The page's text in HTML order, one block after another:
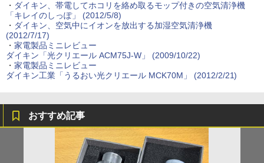
・ ダイキン、帯電してホコリを絡め取るモップ付きの空気清浄機
「キレイのしっぽ」 (2012/5/8)
・ ダイキン、空気中にイオンを放出する加湿空気清浄機
(2012/7/17)
・ 家電製品ミニレビュー
ダイキン「光クリエール ACM75J-W」 (2009/10/22)
・ 家電製品ミニレビュー
ダイキン工業「うるおい光クリエール MCK70M」 (2012/2/21)
おすすめ記事